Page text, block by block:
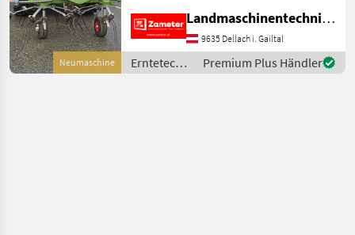
Neumaschine
Landmaschinentechnik Zameter Petra
9635 Dellach i. Gailtal
Erntetechnik
Grünland /
Premium Plus Händler